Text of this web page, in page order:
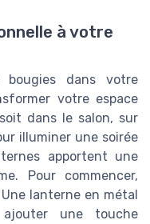
à votre
bougies dans votre
votre espace
dans le salon, sur
illuminer une soirée
apportent une
Pour commencer,
lanterne en métal
une touche